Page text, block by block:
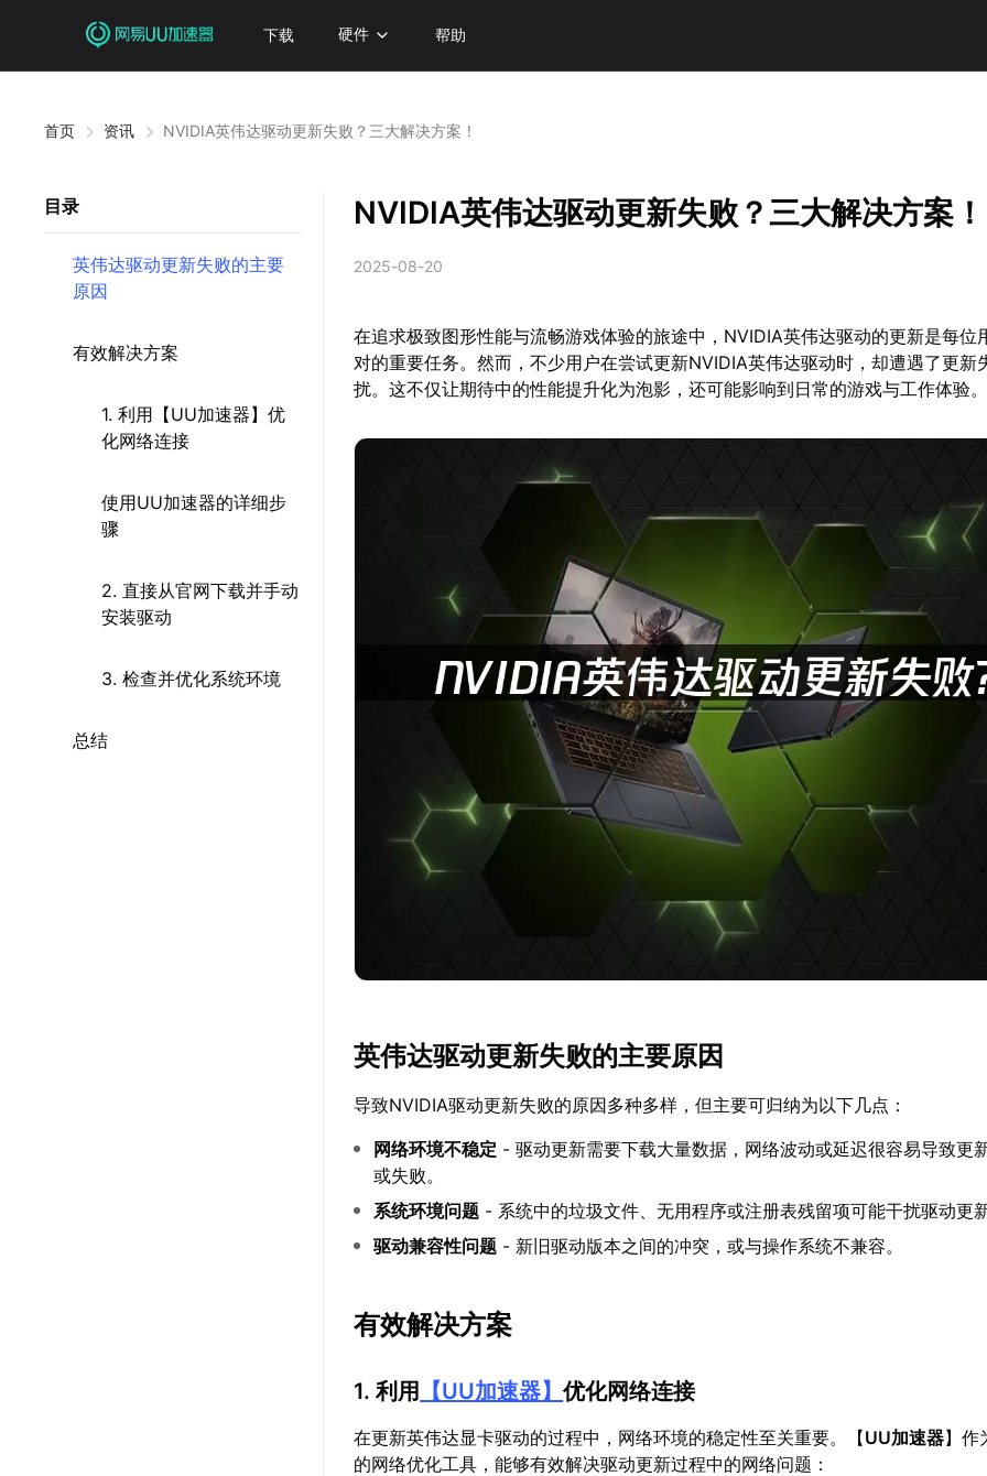
下载 硬件 帮助
首页 资讯 NVIDIA英伟达驱动更新失败？三大解决方案！
目录
英伟达驱动更新失败的主要
原因
有效解决方案
1. 利用【UU加速器】优
化网络连接
使用UU加速器的详细步
骤
2. 直接从官网下载并手动
安装驱动
3. 检查并优化系统环境
总结
NVIDIA英伟达驱动更新失败？三大解决方案！
2025-08-20
在追求极致图形性能与流畅游戏体验的旅途中，NVIDIA英伟达驱动的更新是每位
对的重要任务。然而，不少用户在尝试更新NVIDIA英伟达驱动时，却遭遇了更新
扰。这不仅让期待中的性能提升化为泡影，还可能影响到日常的游戏与工作体验
英伟达驱动更新失败的主要原因
导致NVIDIA驱动更新失败的原因多种多样，但主要可归纳为以下几点：
网络环境不稳定 - 驱动更新需要下载大量数据，网络波动或延迟很容易导致更
或失败。
系统环境问题 - 系统中的垃圾文件、无用程序或注册表残留项可能干扰驱动更
驱动兼容性问题 - 新旧驱动版本之间的冲突，或与操作系统不兼容。
有效解决方案
1. 利用 【UU加速器】优化网络连接
在更新英伟达显卡驱动的过程中，网络环境的稳定性至关重要。【UU加速器】作
的网络优化工具，能够有效解决驱动更新过程中的网络问题：